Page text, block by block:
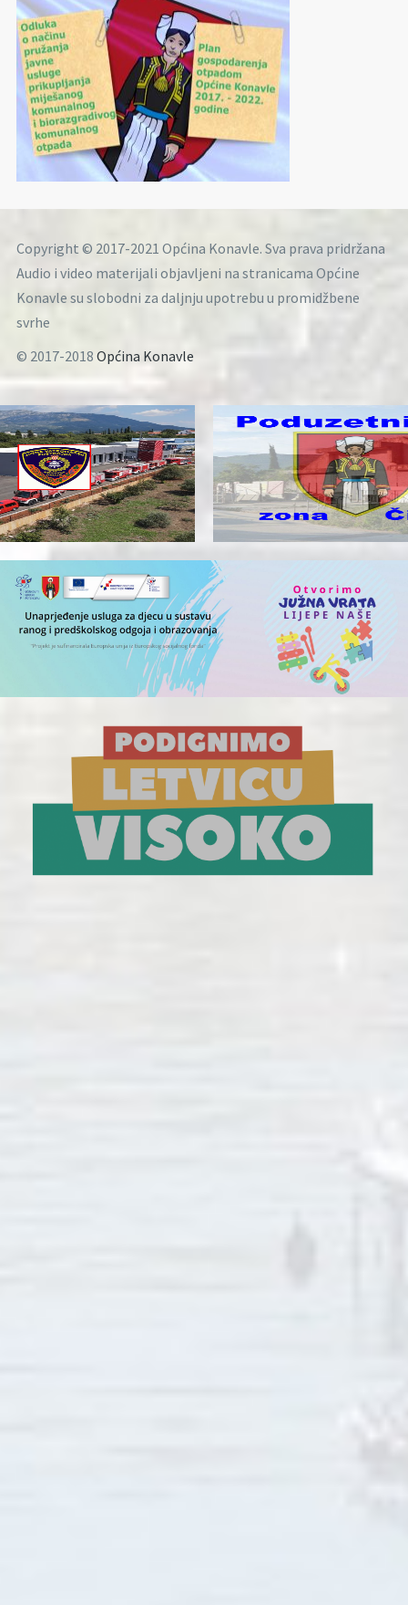
Copyright © 2017-2021 Općina Konavle. Sva prava pridržana
Audio i video materijali objavljeni na stranicama Općine
Konavle su slobodni za daljnju upotrebu u promidžbene
svrhe
© 2017-2018 Općina Konavle